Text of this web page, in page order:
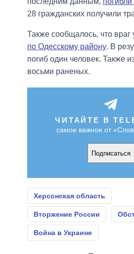
28 гражданских получили
Также сообщалось, что враг
по Одесскому району. В
погиб один человек. Также
восьми раненых.
ЧИТАЙТЕ В
самое важное от
Подписаться
Херсонская область
Вторжение России
Война в Украине